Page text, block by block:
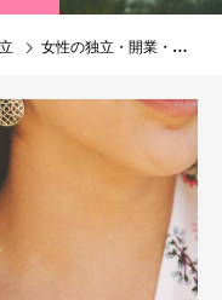
女性の独立・開業・副業 0から一歩前に進むために必要な３つのこと